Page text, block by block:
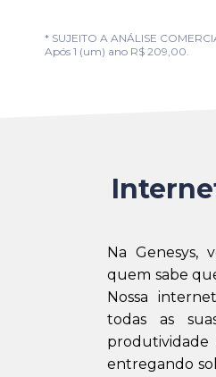
* SUJEITO A ANÁLISE
Após 1 (um) ano R$ 209,00.
Na Genesys,
quem sabe
Nossa
todas as
produtividade
entregando